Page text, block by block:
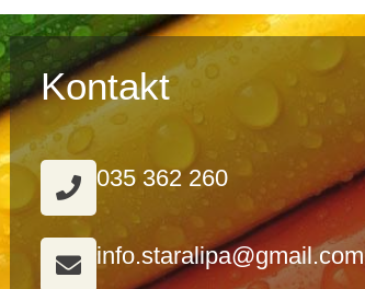
Kontakt
035 362 260
info.staralipa@gmail.com